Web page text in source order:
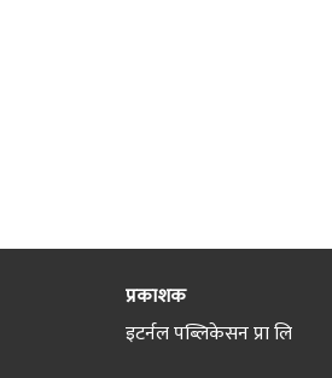
प्रकाशक
इटर्नल पब्लिकेसन प्रा लि